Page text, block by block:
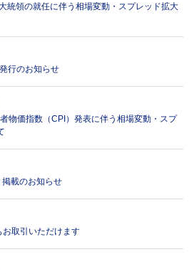
統領の就任に伴う相場変動・スプレッド拡大
行のお知らせ
物価指数（CPI）発表に伴う相場変動・スプ
載のお知らせ
お取引いただけます